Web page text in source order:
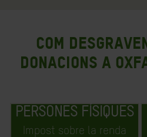
Com
donacions a
PERSONES FÍSIQUES
Impost sobre la renda